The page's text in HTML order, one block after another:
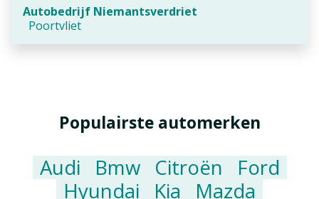
Autobedrijf Niemantsverdriet
Poortvliet
Populairste automerken
Audi Bmw Citroën
Ford
Hyundai
Kia
Mazda